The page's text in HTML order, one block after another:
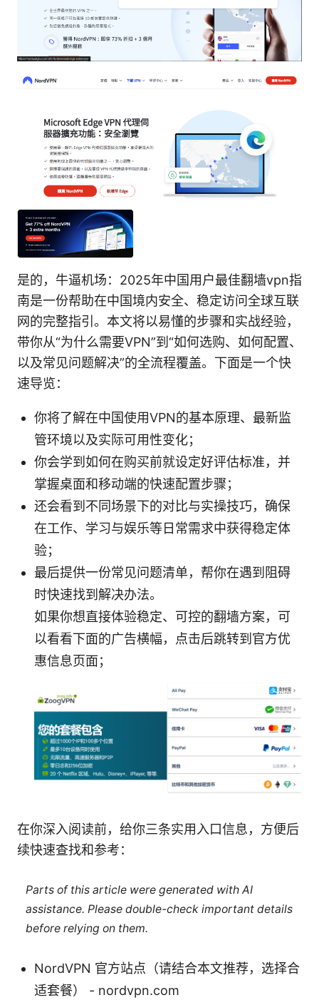
是的，牛逼机场：2025年中国用户最佳翻墙vpn指
南是一份帮助在中国境内安全、稳定访问全球互联
网的完整指引。本文将以易懂的步骤和实战经验，
带你从“为什么需要VPN”到“如何选购、如何配置、
以及常见问题解决”的全流程覆盖。下面是一个快
速导览：
你将了解在中国使用VPN的基本原理、最新监
管环境以及实际可用性变化；
你会学到如何在购买前就设定好评估标准，并
掌握桌面和移动端的快速配置步骤；
还会看到不同场景下的对比与实操技巧，确保
在工作、学习与娱乐等日常需求中获得稳定体
验；
最后提供一份常见问题清单，帮你在遇到阻碍
时快速找到解决办法。
如果你想直接体验稳定、可控的翻墙方案，可
以看看下面的广告横幅，点击后跳转到官方优
惠信息页面；
在你深入阅读前，给你三条实用入口信息，方便后
续快速查找和参考：
Parts of this article were generated with AI
assistance. Please double-check important details
before relying on them.
NordVPN 官方站点（请结合本文推荐，选择合
适套餐） - nordvpn.com